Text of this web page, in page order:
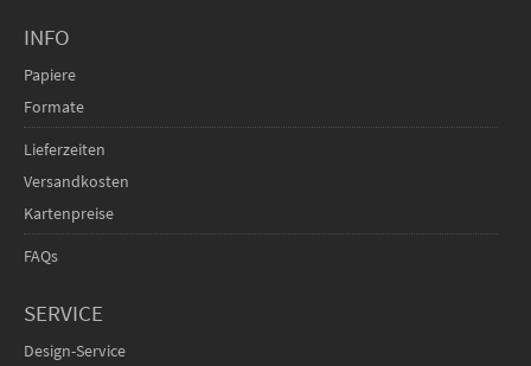
INFO
Papiere
Formate
Lieferzeiten
Versandkosten
Kartenpreise
FAQs
SERVICE
Design-Service